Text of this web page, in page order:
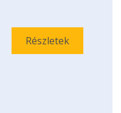
Részletek